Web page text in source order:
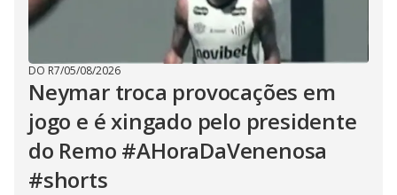
DO R7/05/08/2026
Neymar troca provocações em
jogo e é xingado pelo presidente
do Remo #AHoraDaVenenosa
#shorts